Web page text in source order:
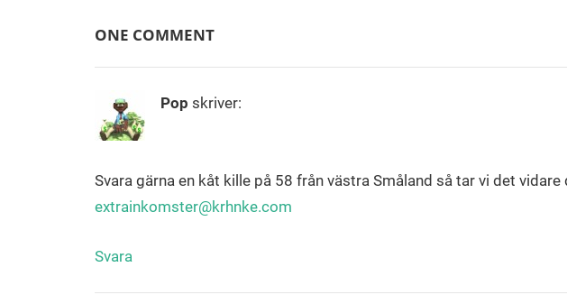
ONE COMMENT
Pop skriver:
Svara gärna en kåt kille på 58 från västra Småland så tar vi det vidare
extrainkomster@krhnke.com
Svara